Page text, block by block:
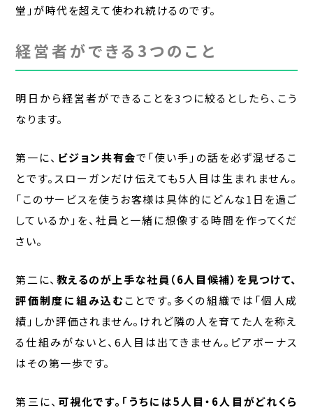
堂」が時代を超えて使われ続けるのです。
経営者ができる3つのこと
明日から経営者ができることを3つに絞るとしたら、こう
なります。
第一に、 ビジョン共有会で「使い手」の話を必ず混ぜるこ
とです。スローガンだけ伝えても5人目は生まれません。
「このサービスを使うお客様は具体的にどんな1日を過ご
しているか」を、社員と一緒に想像する時間を作ってくだ
さい。
第二に、 教えるのが上手な社員（6人目候補）を見つけて、
評価制度に組み込むことです。多くの組織では「個人成
績」しか評価されません。けれど隣の人を育てた人を称え
る仕組みがないと、6人目は出てきません。ピアボーナス
はその第一歩です。
第三に、 可視化です。「うちには5人目・6人目がどれくら